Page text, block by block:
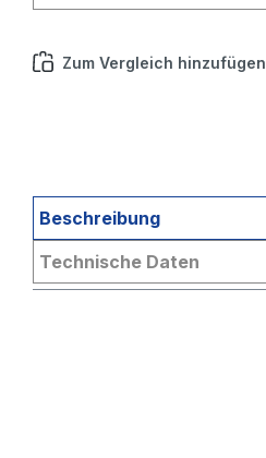
Zum Vergleich hinzufügen
Beschreibung
Technische Daten